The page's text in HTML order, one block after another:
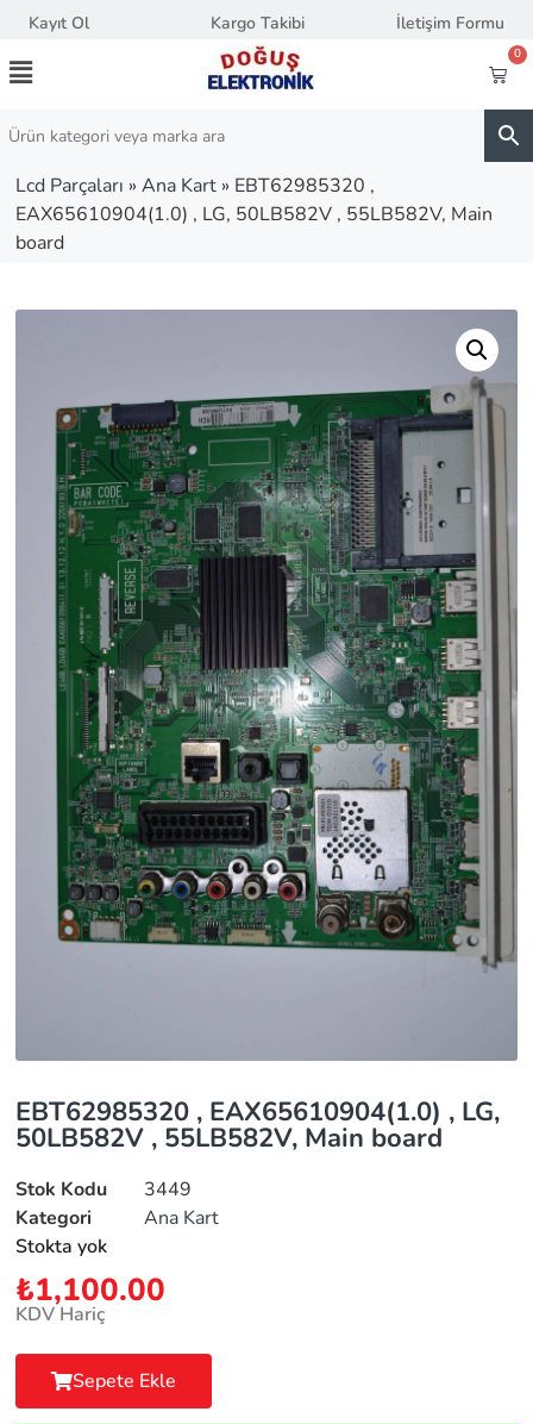
Kayıt Ol Kargo Takibi İletişim Formu
0
Lcd Parçaları » Ana Kart » EBT62985320 ,
EAX65610904(1.0) , LG, 50LB582V , 55LB582V, Main
board
EBT62985320 , EAX65610904(1.0) , LG,
50LB582V , 55LB582V, Main board
Stok Kodu
3449
Kategori
Ana Kart
Stokta yok
₺1,100.00
KDV Hariç
Sepete Ekle